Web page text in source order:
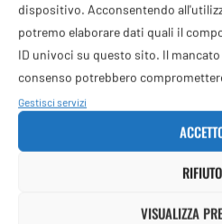
dispositivo. Acconsentendo
potremo elaborare dati quali il
ID univoci su questo sito. Il
consenso potrebbero
Gestisci servizi
RIFIUTO
VISUALIZZA
webinfo@adnkronos.com (Web
Profilo dell'autore